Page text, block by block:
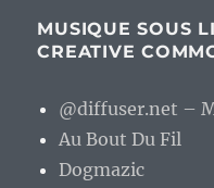
MUSIQUE SOUS
CREATIVE
@diffuser.net –
Au Bout Du Fil
Dogmazic